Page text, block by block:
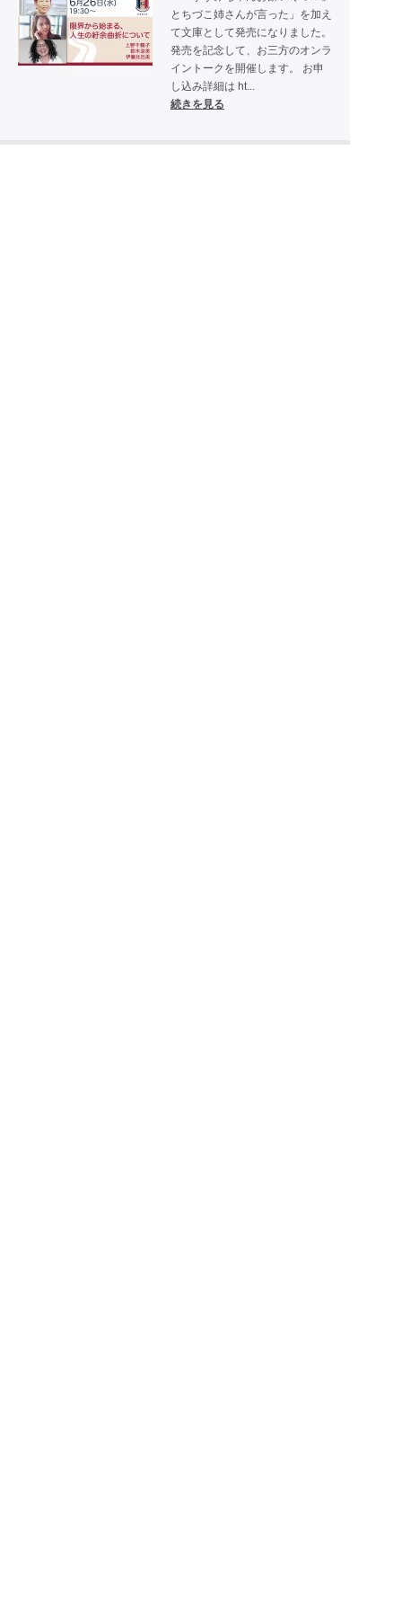
とちづこ姉さんが言った」を加え
て文庫として発売になりました。
発売を記念して、お三方のオンラ
イントークを開催します。 お申
し込み詳細は ht...
続きを見る